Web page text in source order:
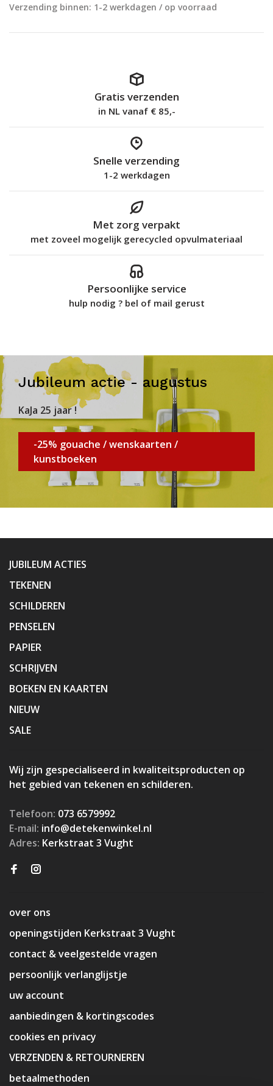
Verzending binnen: 1-2 werkdagen / op voorraad
Gratis verzenden
in NL vanaf € 85,-
Snelle verzending
1-2 werkdagen
Met zorg verpakt
met zoveel mogelijk gerecycled opvulmateriaal
Persoonlijke service
hulp nodig ? bel of mail gerust
Jubileum actie - augustus
KaJa 25 jaar !
-25% gouache / wenskaarten /
kunstboeken
JUBILEUM ACTIES
TEKENEN
SCHILDEREN
PENSELEN
PAPIER
SCHRIJVEN
BOEKEN EN KAARTEN
NIEUW
SALE
Wij zijn gespecialiseerd in kwaliteitsproducten op
het gebied van tekenen en schilderen.
Telefoon: 073 6579992
E-mail: info@detekenwinkel.nl
Adres: Kerkstraat 3 Vught
over ons
openingstijden Kerkstraat 3 Vught
contact & veelgestelde vragen
persoonlijk verlanglijstje
uw account
aanbiedingen & kortingscodes
cookies en privacy
VERZENDEN & RETOURNEREN
betaalmethoden